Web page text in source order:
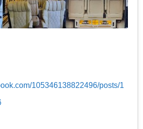
105346138822496/posts/1